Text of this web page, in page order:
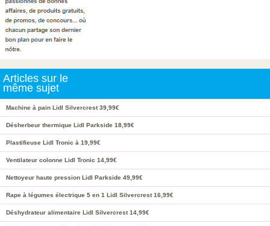
Articles sur le
même sujet
Machine à pain Lidl Silvercrest 39,99€
Désherbeur thermique Lidl Parkside 18,99€
Plastifieuse Lidl Tronic à 19,99€
Ventilateur colonne Lidl Tronic 14,99€
Nettoyeur haute pression Lidl Parkside 49,99€
Rape à légumes électrique 5 en 1 Lidl Silvercrest 16,99€
Déshydrateur alimentaire Lidl Silvercrest 14,99€